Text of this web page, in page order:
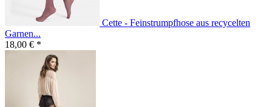
Cette - Feinstrumpfhose aus recycelten
Garnen...
18,00 € *